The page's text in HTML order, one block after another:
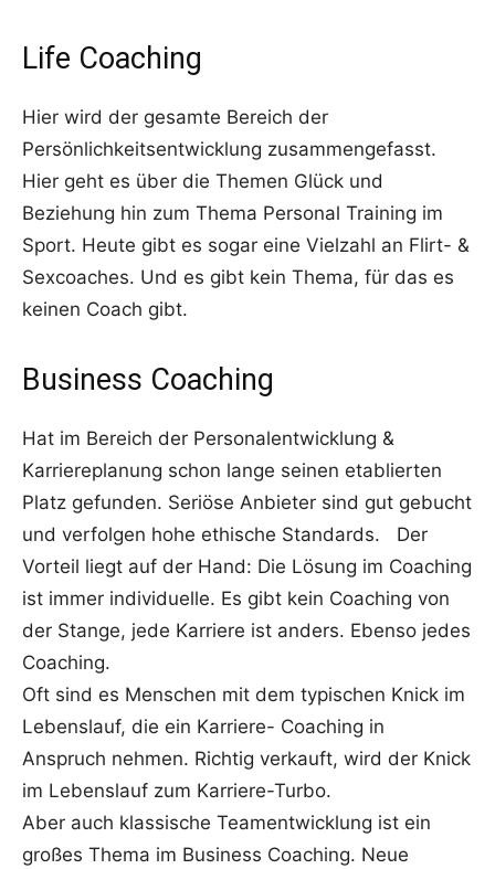
Life Coaching
Hier wird der gesamte Bereich der
Persönlichkeitsentwicklung zusammengefasst.
Hier geht es über die Themen Glück und
Beziehung hin zum Thema Personal Training im
Sport. Heute gibt es sogar eine Vielzahl an Flirt- &
Sexcoaches. Und es gibt kein Thema, für das es
keinen Coach gibt.
Business Coaching
Hat im Bereich der Personalentwicklung &
Karriereplanung schon lange seinen etablierten
Platz gefunden. Seriöse Anbieter sind gut gebucht
und verfolgen hohe ethische Standards. Der
Vorteil liegt auf der Hand: Die Lösung im Coaching
ist immer individuelle. Es gibt kein Coaching von
der Stange, jede Karriere ist anders. Ebenso jedes
Coaching.
Oft sind es Menschen mit dem typischen Knick im
Lebenslauf, die ein Karriere- Coaching in
Anspruch nehmen. Richtig verkauft, wird der Knick
im Lebenslauf zum Karriere-Turbo.
Aber auch klassische Teamentwicklung ist ein
großes Thema im Business Coaching. Neue